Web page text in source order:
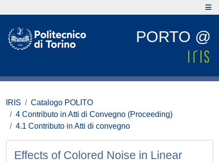
PORTO @
IRIS
Catalogo POLITO
4 Contributo in Atti di Convegno (Proceeding)
4.1 Contributo in Atti di convegno
Effects of Colored Noise in Linear